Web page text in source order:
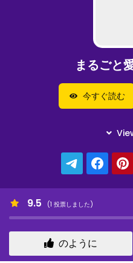
まるごと
今すぐ読む
9.5 (1 投票しました)
のように